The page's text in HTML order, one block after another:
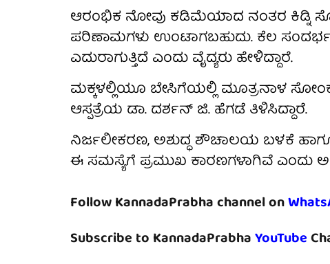
ಆರಂಭಿಕ ನೋವು ಕಡಿಮೆಯಾದ ನಂತರ ಕಿಡ್ನಿ
ಪರಿಣಾಮಗಳು ಉಂಟಾಗಬಹುದು. ಕೆಲ
ಎದುರಾಗುತ್ತಿದೆ ಎಂದು ವೈದ್ಯರು ಹೇಳಿದ್ದಾರೆ.
ಮಕ್ಕಳಲ್ಲಿಯೂ ಬೇಸಿಗೆಯಲ್ಲಿ ಮೂತ್ರನಾಳ
ಆಸ್ಪತ್ರೆಯ ಡಾ. ದರ್ಶನ್ ಜಿ. ಹೆಗಡೆ ತಿಳಿಸಿದ್ದಾರೆ.
ನಿರ್ಜಲೀಕರಣ, ಅಶುದ್ಧ ಶೌಚಾಲಯ ಬಳಕೆ
ಈ ಸಮಸ್ಯೆಗೆ ಪ್ರಮುಖ ಕಾರಣಗಳಾಗಿವೆ ಎಂದು
Follow KannadaPrabha channel on
Subscribe to KannadaPrabhaYouTube